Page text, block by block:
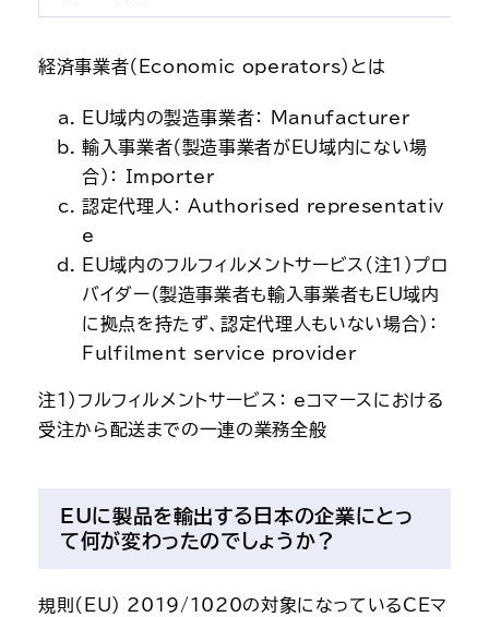
経済事業者（Economic operators）とは
EU域内の製造事業者： Manufacturer
輸入事業者（製造事業者がEU域内にない場
合）： Importer
認定代理人： Authorised representativ
e
EU域内のフルフィルメントサービス(注1)プロ
バイダー（製造事業者も輸入事業者もEU域内
に拠点を持たず、認定代理人もいない場合）：
Fulfilment service provider
注1）フルフィルメントサービス： eコマースにおける
受注から配送までの一連の業務全般
EUに製品を輸出する日本の企業にとっ
て何が変わったのでしょうか？
規則(EU) 2019/1020の対象になっているCEマ